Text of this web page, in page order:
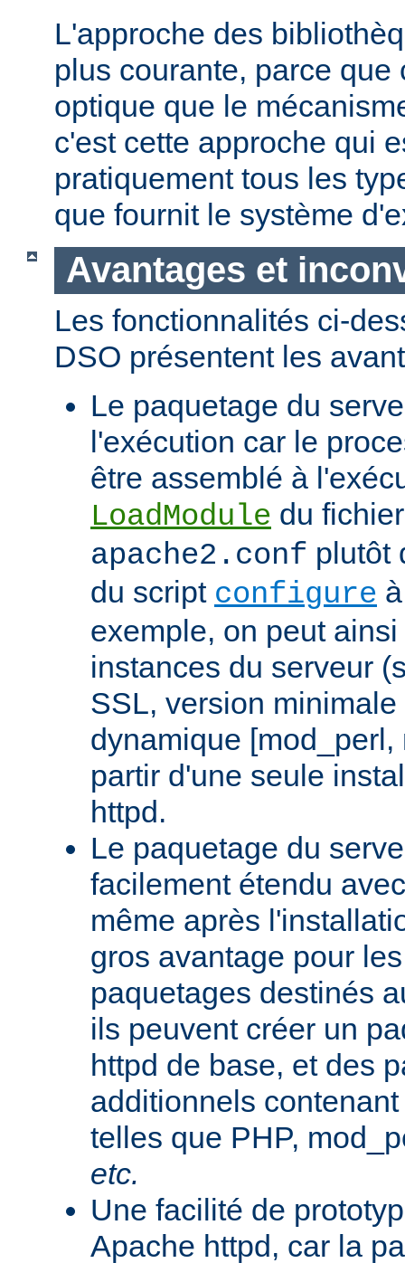
L'approche des
plus courante, parce que
optique que le
c'est cette approche qui
pratiquement tous les
que fournit le système
Avantages et
Les fonctionnalités ci-
DSO présentent les
Le paquetage du
l'exécution car le
être assemblé à
LoadModule du
apache2.conf plutôt
du script configure
exemple, on peut
instances du serveur
SSL, version
dynamique
partir d'une seule
httpd.
Le paquetage du
facilement étendu
même après
gros avantage pour
paquetages destinés
ils peuvent créer un
httpd de base, et des
additionnels
telles que PHP,
etc.
Une facilité de
Apache httpd, car la